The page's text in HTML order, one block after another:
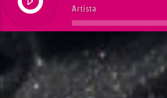
Artista